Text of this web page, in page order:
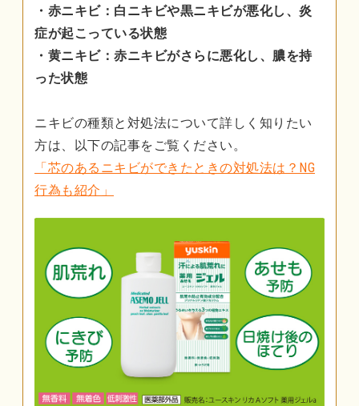
・赤ニキビ：白ニキビや黒ニキビが悪化し、炎
症が起こっている状態
・黄ニキビ：赤ニキビがさらに悪化し、膿を持
った状態
ニキビの種類と対処法について詳しく知りたい
方は、以下の記事をご覧ください。
「芯のあるニキビができたときの対処法は？NG
行為も紹介」